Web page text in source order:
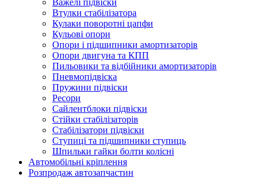
Важелі підвіски
Втулки стабілізатора
Кулаки поворотні цапфи
Кульові опори
Опори і підшипники амортизаторів
Опори двигуна та КПП
Пильовики та відбійники амортизаторів
Пневмопідвіска
Пружини підвіски
Ресори
Сайлентблоки підвіски
Стійки стабілізаторів
Стабілізатори підвіски
Ступиці та підшипники ступиць
Шпильки гайки болти колісні
Автомобільні кріплення
Розпродаж автозапчастин